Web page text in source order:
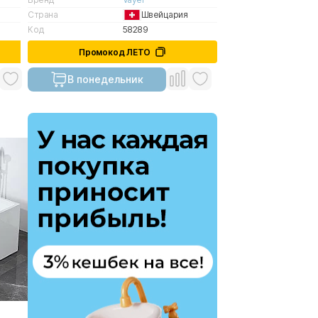
Страна
Швейцария
Код
58289
Промокод ЛЕТО
В понедельник